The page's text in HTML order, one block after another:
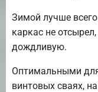
Зимой лучше
каркас не
дождливую.
Оптимальными
винтовых сваях,